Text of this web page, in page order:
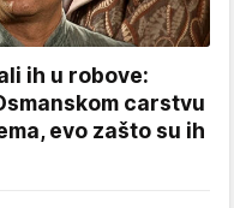
ih u robove:
carstvu
evo zašto su ih